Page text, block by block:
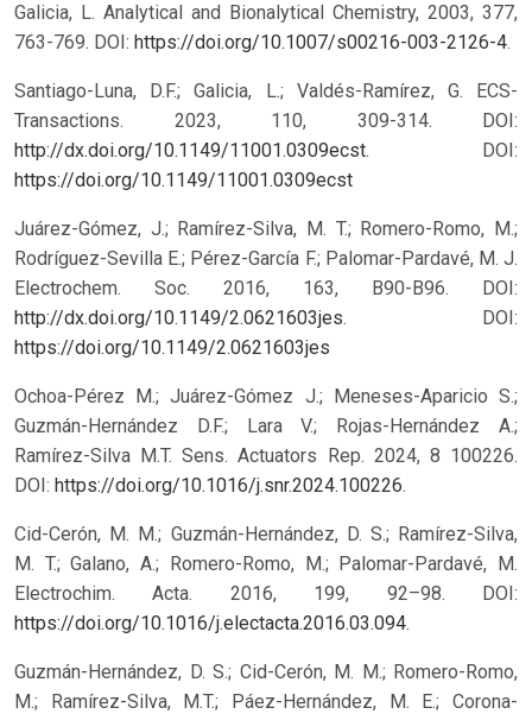
Galicia, L. Analytical and Bionalytical Chemistry, 2003, 377,
763-769. DOI: https://doi.org/10.1007/s00216-003-2126-4.
Santiago-Luna, D.F.; Galicia, L.; Valdés-Ramírez, G. ECS-
Transactions. 2023, 110, 309-314. DOI:
http://dx.doi.org/10.1149/11001.0309ecst.
DOI:
https://doi.org/10.1149/11001.0309ecst
Juárez-Gómez, J.; Ramírez-Silva, M. T.; Romero-Romo, M.;
Rodríguez-Sevilla E.; Pérez-García F.; Palomar-Pardavé, M. J.
Electrochem. Soc. 2016, 163, B90-B96. DOI:
http://dx.doi.org/10.1149/2.0621603jes.
DOI:
https://doi.org/10.1149/2.0621603jes
Ochoa-Pérez M.; Juárez-Gómez J.; Meneses-Aparicio S.;
Guzmán-Hernández D.F.; Lara V.; Rojas-Hernández A.;
Ramírez-Silva M.T. Sens. Actuators Rep. 2024, 8 100226.
DOI: https://doi.org/10.1016/j.snr.2024.100226.
Cid-Cerón, M. M.; Guzmán-Hernández, D. S.; Ramírez-Silva,
M. T.; Galano, A.; Romero-Romo, M.; Palomar-Pardavé, M.
Electrochim. Acta. 2016, 199, 92–98. DOI:
https://doi.org/10.1016/j.electacta.2016.03.094.
Guzmán-Hernández, D. S.; Cid-Cerón, M. M.; Romero-Romo,
M.; Ramírez-Silva, M.T.; Páez-Hernández, M. E.; Corona-